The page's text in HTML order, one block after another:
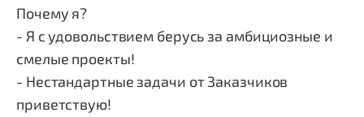
Почему я?
- Я с удовольствием берусь за амбициозные и
смелые проекты!
- Нестандартные задачи от Заказчиков
приветствую!